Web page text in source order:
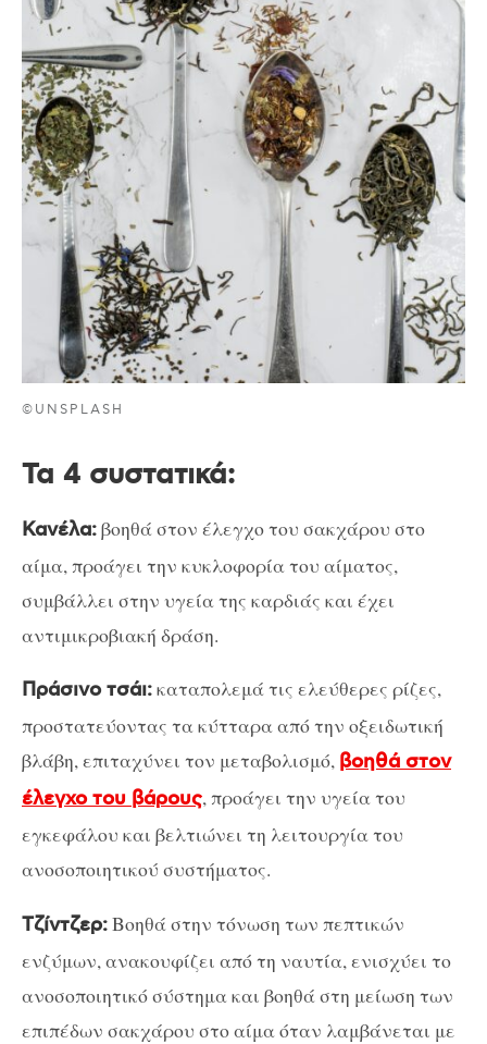
©UNSPLASH
Τα 4 συστατικά:
Κανέλα:βοηθά στον έλεγχο του σακχάρου στο
αίμα, προάγει την κυκλοφορία του αίματος,
συμβάλλει στην υγεία της καρδιάς και έχει
αντιμικροβιακή δράση.
Πράσινο τσάι:καταπολεμά τις ελεύθερες ρίζες,
προστατεύοντας τα κύτταρα από την οξειδωτική
βλάβη, επιταχύνει τον μεταβολισμό, βοηθά στον
έλεγχο του βάρους, προάγει την υγεία του
εγκεφάλου και βελτιώνει τη λειτουργία του
ανοσοποιητικού συστήματος.
Τζίντζερ:Βοηθά στην τόνωση των πεπτικών
ενζύμων, ανακουφίζει από τη ναυτία, ενισχύει το
ανοσοποιητικό σύστημα και βοηθά στη μείωση των
επιπέδων σακχάρου στο αίμα όταν λαμβάνεται με